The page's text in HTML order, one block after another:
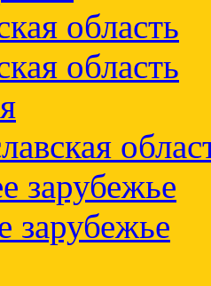
область
область
зарубежье
зарубежье